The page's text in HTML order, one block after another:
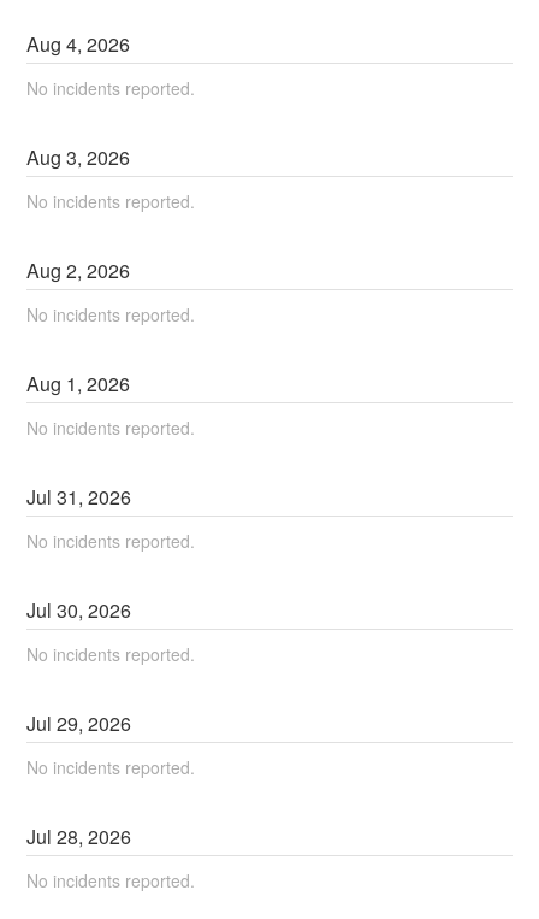
Aug4,2026
No incidents reported.
Aug3,2026
No incidents reported.
Aug2,2026
No incidents reported.
Aug 1,2026
No incidents reported.
Jul31,2026
No incidents reported.
Jul30,2026
No incidents reported.
Jul29,2026
No incidents reported.
Jul28,2026
No incidents reported.